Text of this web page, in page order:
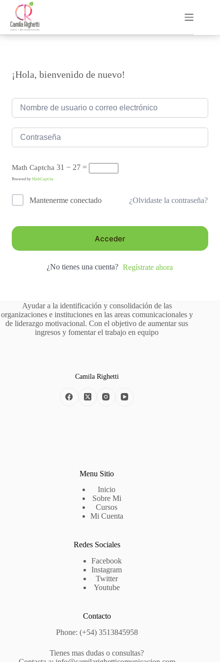
contenido
¡Hola, bienvenido de nuevo!
Math Captcha 31 − 27 =
Powered by MathCaptcha
Mantenerme conectado ¿Olvidaste la contraseña?
Acceder
¿No tienes una cuenta? Regístrate ahora
Ayudar a la identificación y consolidación de las
organizaciones e instituciones en las areas comunicacionales y
de liderazgo motivacional. Con el objetivo de aumentar sus
ingresos y fomentar el trabajo en equipo
Camila Righetti
Menu Sitio
Inicio
Sobre Mi
Cursos
Mi Cuenta
Redes Sociales
Facebook
Instagram
Twitter
Youtube
Contacto
Phone: (+54) 3513845958
Tienes mas dudas o consultas?